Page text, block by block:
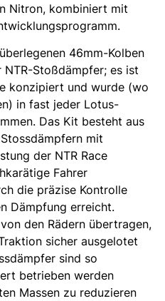
Nitron, kombiniert mit
46mm-Kolben
NTR-Stoßdämpfer; es ist
konzipiert und wurde (wo
in fast jeder Lotus-
Das Kit besteht aus
mit
der NTR Race
Fahrer
die präzise Kontrolle
Dämpfung erreicht.
den Rädern übertragen,
sicher ausgelotet
sind so
betrieben werden
Massen zu reduzieren